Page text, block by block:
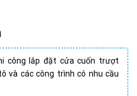
công lắp đặt cửa cuốn trượt
và các công trình có nhu cầu